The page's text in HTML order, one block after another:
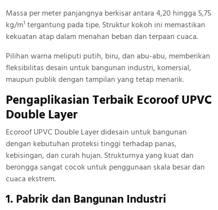
Massa per meter panjangnya berkisar antara 4,20 hingga 5,75
kg/m¹ tergantung pada tipe. Struktur kokoh ini memastikan
kekuatan atap dalam menahan beban dan terpaan cuaca.
Pilihan warna meliputi putih, biru, dan abu-abu, memberikan
fleksibilitas desain untuk bangunan industri, komersial,
maupun publik dengan tampilan yang tetap menarik.
Pengaplikasian Terbaik Ecoroof UPVC
Double Layer
Ecoroof UPVC Double Layer didesain untuk bangunan
dengan kebutuhan proteksi tinggi terhadap panas,
kebisingan, dan curah hujan. Strukturnya yang kuat dan
berongga sangat cocok untuk penggunaan skala besar dan
cuaca ekstrem.
1. Pabrik dan Bangunan Industri